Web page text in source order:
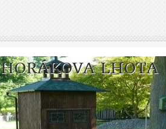
HORÁKOVA LHOTA